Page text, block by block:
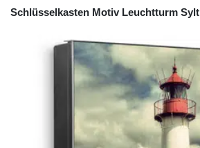
Schlüsselkasten Motiv Leuchtturm Sylt